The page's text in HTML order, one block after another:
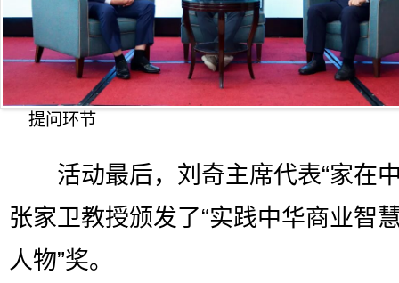
提问环节
活动最后，刘奇主席代表“家在中
张家卫教授颁发了“实践中华商业智
人物”奖。